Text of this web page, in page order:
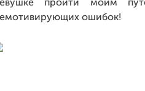
пройти моим
ошибок!